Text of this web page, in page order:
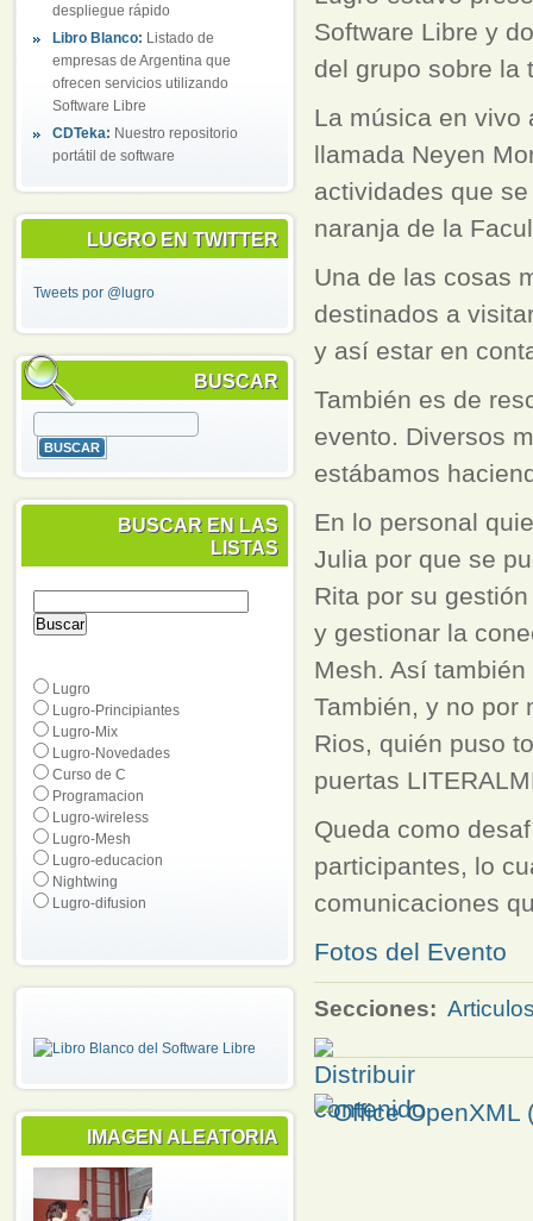
despliegue rápido
Libro Blanco: Listado de
empresas de Argentina que
ofrecen servicios utilizando
Software Libre
CDTeka: Nuestro repositorio
portátil de software
LUGRO EN TWITTER
Tweets por @lugro
BUSCAR
BUSCAR EN LAS
LISTAS
Lugro
Lugro-Principiantes
Lugro-Mix
Lugro-Novedades
Curso de C
Programacion
Lugro-wireless
Lugro-Mesh
Lugro-educacion
Nightwing
Lugro-difusion
IMAGEN ALEATORIA
Software Libre y
del grupo sobre la
La música en vivo
llamada Neyen
actividades que
naranja de la
Una de las cosas
destinados a
y así estar en
También es de
evento. Diversos
estábamos
En lo personal
Julia por que se
Rita por su
y gestionar la
Mesh. Así
También, y no por
Rios, quién puso
puertas
Queda como
participantes, lo
comunicaciones
Fotos del Evento
Secciones: